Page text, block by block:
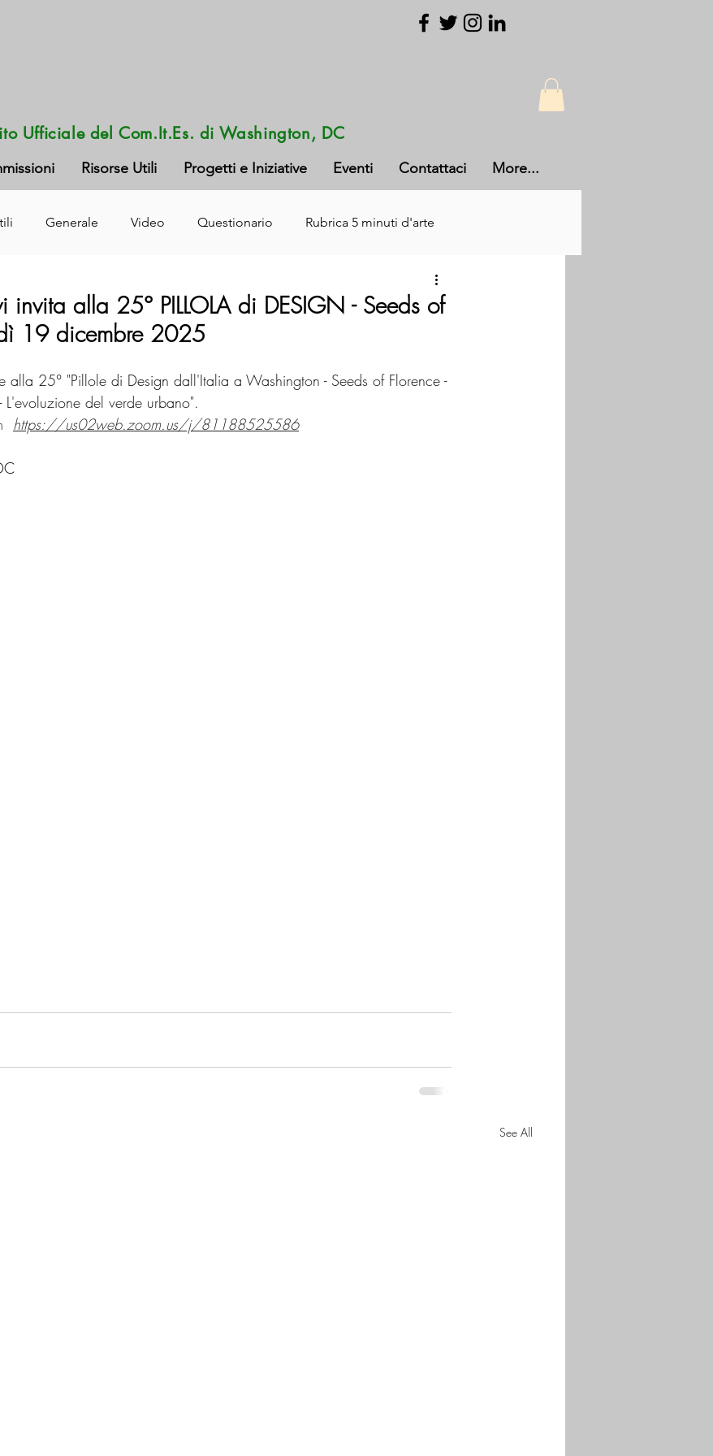
Ufficiale del Com.It.Es. di Washington, DC
Risorse Utili Progetti e Iniziative Eventi Contattaci More...
Generale Video Questionario Rubrica 5 minuti d'arte
invita alla 25° PILLOLA di DESIGN - Seeds of
19 dicembre 2025
alla 25° "Pillole di Design dall'Italia a Washington - Seeds of Florence -
del verde urbano".
https://us02web.zoom.us/j/81188525586
See All